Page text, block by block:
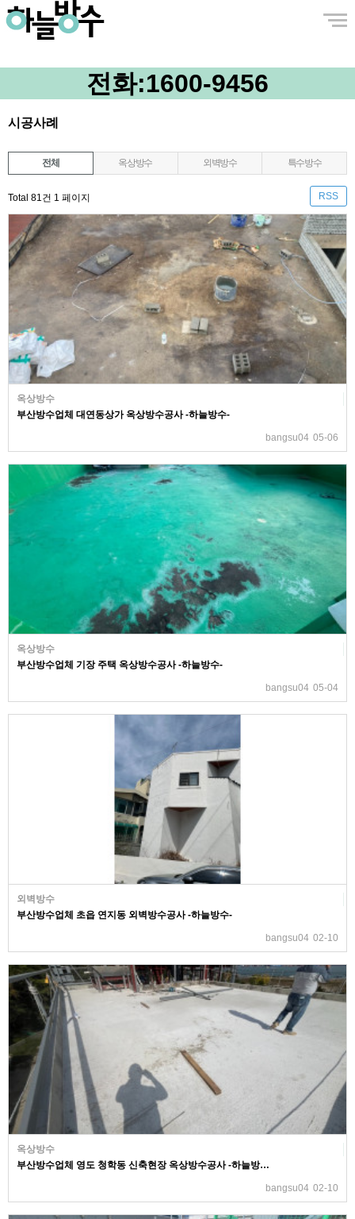
전화:1600-9456
시공사례
전체 옥상방수 외벽방수 특수방수
Total 81건 1 페이지 RSS
옥상방수
부산방수업체 대연동상가 옥상방수공사 -하늘방수-
bangsu04 05-06
옥상방수
부산방수업체 기장 주택 옥상방수공사 -하늘방수-
bangsu04 05-04
외벽방수
부산방수업체 초읍 연지동 외벽방수공사 -하늘방수-
bangsu04 02-10
옥상방수
부산방수업체 영도 청학동 신축현장 옥상방수공사 -하늘방…
bangsu04 02-10